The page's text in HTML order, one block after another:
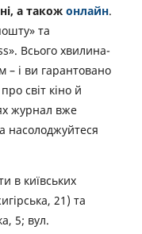
а також онлайн.
та
Всього хвилина-
– і ви гарантовано
світ кіно й
журнал вже
насолоджуйтеся
в київських
21) та
5; вул.